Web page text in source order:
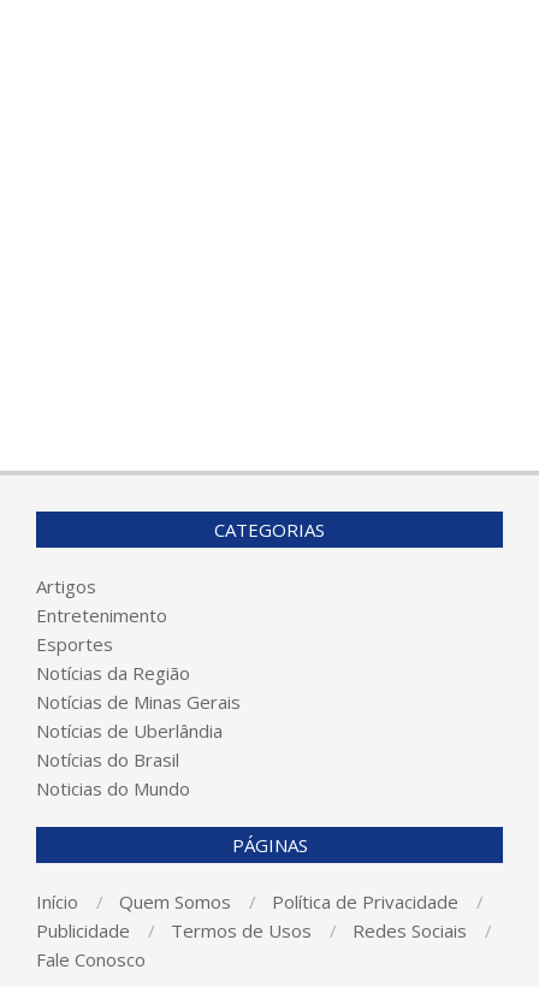
CATEGORIAS
Artigos
Entretenimento
Esportes
Notícias da Região
Notícias de Minas Gerais
Notícias de Uberlândia
Notícias do Brasil
Noticias do Mundo
PÁGINAS
Início Quem Somos
Política de Privacidade
Publicidade
Termos de Usos
Redes Sociais
Fale Conosco